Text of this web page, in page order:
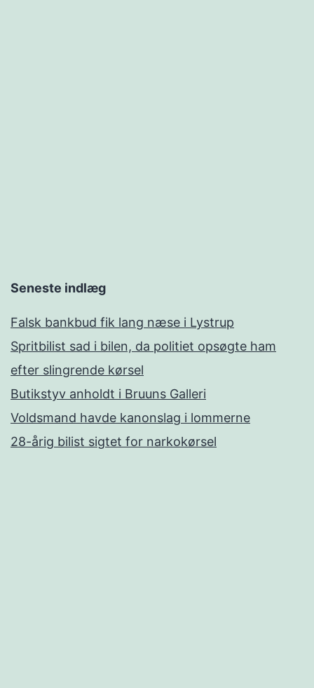
Seneste indlæg
Falsk bankbud fik lang næse i Lystrup
Spritbilist sad i bilen, da politiet opsøgte ham
efter slingrende kørsel
Butikstyv anholdt i Bruuns Galleri
Voldsmand havde kanonslag i lommerne
28-årig bilist sigtet for narkokørsel